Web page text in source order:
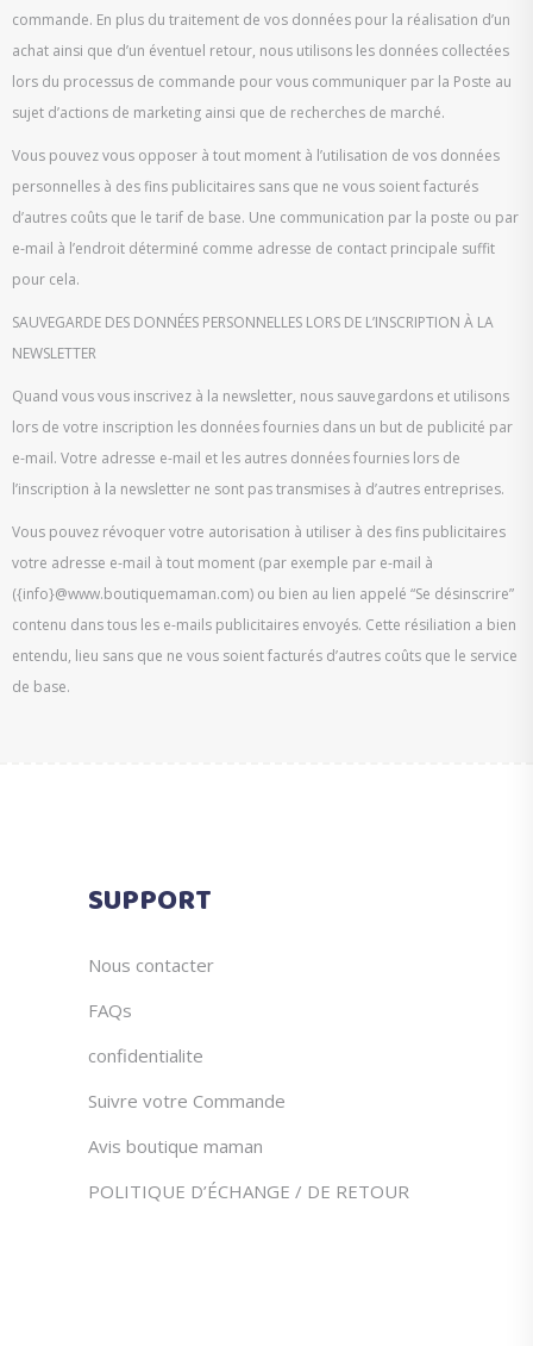
commande. En plus du traitement de vos données pour la réalisation d’un
achat ainsi que d’un éventuel retour, nous utilisons les données collectées
lors du processus de commande pour vous communiquer par la Poste au
sujet d’actions de marketing ainsi que de recherches de marché.
Vous pouvez vous opposer à tout moment à l’utilisation de vos données
personnelles à des fins publicitaires sans que ne vous soient facturés
d’autres coûts que le tarif de base. Une communication par la poste ou par
e-mail à l’endroit déterminé comme adresse de contact principale suffit
pour cela.
SAUVEGARDE DES DONNÉES PERSONNELLES LORS DE L’INSCRIPTION À LA
NEWSLETTER
Quand vous vous inscrivez à la newsletter, nous sauvegardons et utilisons
lors de votre inscription les données fournies dans un but de publicité par
e-mail. Votre adresse e-mail et les autres données fournies lors de
l’inscription à la newsletter ne sont pas transmises à d’autres entreprises.
Vous pouvez révoquer votre autorisation à utiliser à des fins publicitaires
votre adresse e-mail à tout moment (par exemple par e-mail à
({info}@www.boutiquemaman.com) ou bien au lien appelé “Se désinscrire”
contenu dans tous les e-mails publicitaires envoyés. Cette résiliation a bien
entendu, lieu sans que ne vous soient facturés d’autres coûts que le service
de base.
SUPPORT
Nous contacter
FAQs
confidentialite
Suivre votre Commande
Avis boutique maman
POLITIQUE D’ÉCHANGE / DE RETOUR